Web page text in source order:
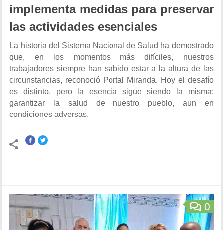
implementa medidas para preservar
las actividades esenciales
La historia del Sistema Nacional de Salud ha demostrado
que, en los momentos más difíciles, nuestros
trabajadores siempre han sabido estar a la altura de las
circunstancias, reconoció Portal Miranda. Hoy el desafío
es distinto, pero la esencia sigue siendo la misma:
garantizar la salud de nuestro pueblo, aun en
condiciones adversas.
0